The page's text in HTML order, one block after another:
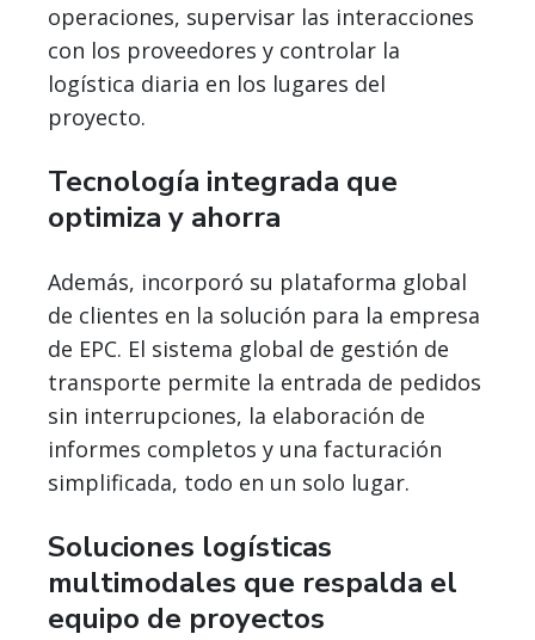
operaciones, supervisar las interacciones
con los proveedores y controlar la
logística diaria en los lugares del
proyecto.
Tecnología integrada que
optimiza y ahorra
Además, incorporó su plataforma global
de clientes en la solución para la empresa
de EPC. El sistema global de gestión de
transporte permite la entrada de pedidos
sin interrupciones, la elaboración de
informes completos y una facturación
simplificada, todo en un solo lugar.
Soluciones logísticas
multimodales que respalda el
equipo de proyectos